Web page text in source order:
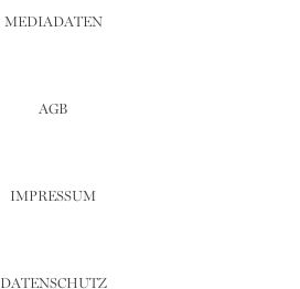
MEDIADATEN
AGB
IMPRESSUM
DATENSCHUTZ